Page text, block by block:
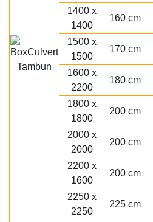
1400 x
1400
160 cm
1500 x
1500
170 cm
1600 x
2200
180 cm
1800 x
1800
200 cm
2000 x
2000
200 cm
2200 x
1600
200 cm
2250 x
2250
225 cm